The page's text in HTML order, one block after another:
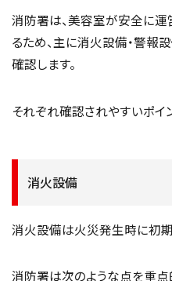
消防署は、美容室が安全に
るため、主に消火設備・警報
確認します。
それぞれ確認されやすいポイ
消火設備
消火設備は火災発生時に初
消防署は次のような点を重点